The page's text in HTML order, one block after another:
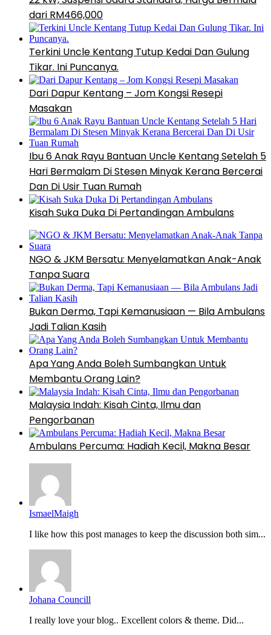
dari RM466,000
Terkini Uncle Kentang Tutup Kedai Dan Gulung
Tikar. Ini Puncanya.
Dari Dapur Kentang – Jom Kongsi Resepi
Masakan
Ibu 6 Anak Rayu Bantuan Uncle Kentang Setelah 5
Hari Bermalam Di Stesen Minyak Kerana Bercerai
Dan Di Usir Tuan Rumah
Kisah Suka Duka Di Pertandingan Ambulans
NGO & JKM Bersatu: Menyelamatkan Anak-Anak
Tanpa Suara
Bukan Derma, Tapi Kemanusiaan — Bila Ambulans
Jadi Talian Kasih
Apa Yang Anda Boleh Sumbangkan Untuk
Membantu Orang Lain?
Malaysia Indah: Kisah Cinta, Ilmu dan
Pengorbanan
Ambulans Percuma: Hadiah Kecil, Makna Besar
IsmaelMaigh
I like how this post manages to keep the discussion both sim...
Johana Councill
I really love your blog.. Excellent colors & theme. Did...